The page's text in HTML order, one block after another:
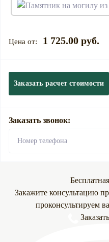
1 725.00 руб.
Заказать расчет стоимости
Заказать звонок:
Закажите консультацию
проконсультируем